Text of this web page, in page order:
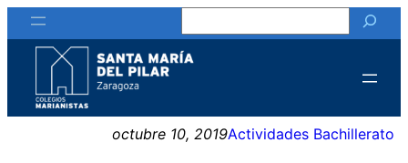
Saltar
al
contenido
octubre 10, 2019Actividades Bachillerato